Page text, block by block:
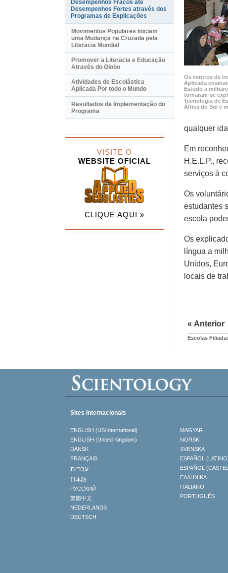
Os centros de
Aplicada
Estudo a
tornaram‑se
Tecnologia de
África do Sul e
qualquer
Em
H.E.L.P.,
serviços à
Os
estudantes
escola
Os
língua a
Unidos,
locais de
« Anterior
Escolas
Desempenhos Fracos até
Desempenhos Fortes através dos
Programas de Explicações
Movimentos Populares Iniciam
uma Mudança na Cruzada pela
Literacia Mundial
Promover a Literacia e Educação
Através do Globo
Atividades de Escolástica
Aplicada Por todo o Mundo
Resultados da Implementação do
Programa
VISITE O
WEBSITE OFICIAL
CLIQUE AQUI »
Sites Internacionais
ENGLISH (US/International)
ENGLISH (United Kingdom)
DANSK
FRANÇAIS
עברית
日本語
РУССКИЙ
繁體中文
NEDERLANDS
DEUTSCH
MAGYAR
NORSK
SVENSKA
ESPAÑOL
ESPAÑOL
ΕΛΛΗΝΙΚA
ITALIANO
PORTUGUÊS